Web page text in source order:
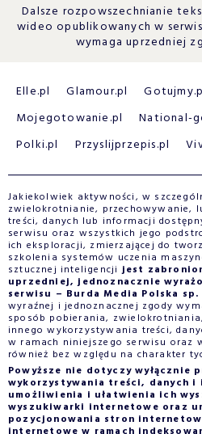
Dalsze rozpowszechnianie
wideo opublikowanych w
wymaga uprzedniej
Elle.pl Glamour.pl
Mojegotowanie.pl
National-
Polki.pl
Przyslijprzepis.pl
Jakiekolwiek aktywności, w
zwielokrotnianie, przechowywanie,
treści, danych lub informacji
serwisu oraz wszystkich jego
ich eksploracji, zmierzającej do
szkolenia systemów uczenia
sztucznej inteligencjijest
uprzedniej, jednoznacznie
serwisu – Burda Media Polska
wyraźnej i jednoznacznej zgody
sposób pobierania,
innego wykorzystywania treści,
w ramach niniejszego serwisu oraz
również bez względu na charakter
Powyższe nie dotyczy wyłącznie
wykorzystywania treści, danych
umożliwienia i ułatwienia ich
wyszukiwarki internetowe oraz
pozycjonowania stron